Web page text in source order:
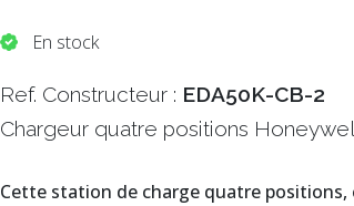
En stock
Ref. Constructeur : EDA50K-CB-2
Chargeur quatre positions
Cette station de charge quatre